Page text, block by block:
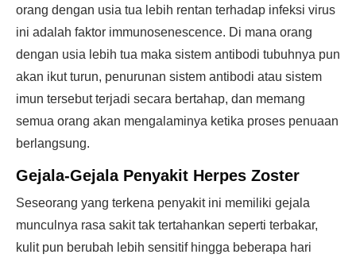
orang dengan usia tua lebih rentan terhadap infeksi virus
ini adalah faktor immunosenescence. Di mana orang
dengan usia lebih tua maka sistem antibodi tubuhnya pun
akan ikut turun, penurunan sistem antibodi atau sistem
imun tersebut terjadi secara bertahap, dan memang
semua orang akan mengalaminya ketika proses penuaan
berlangsung.
Gejala-Gejala Penyakit Herpes Zoster
Seseorang yang terkena penyakit ini memiliki gejala
munculnya rasa sakit tak tertahankan seperti terbakar,
kulit pun berubah lebih sensitif hingga beberapa hari